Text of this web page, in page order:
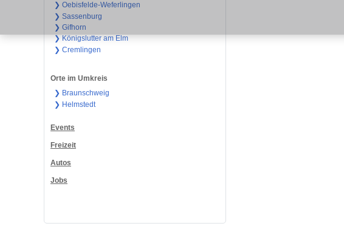
❯ Oebisfelde-Weferlingen
❯ Sassenburg
❯ Gifhorn
❯ Königslutter am Elm
❯ Cremlingen
Orte im Umkreis
❯ Braunschweig
❯ Helmstedt
Events
Freizeit
Autos
Jobs